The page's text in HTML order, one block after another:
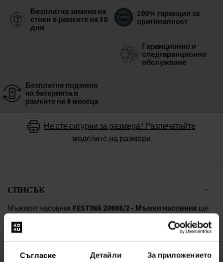
Съгласие Детайли За приложението
Безплатна замяна на
стоки в рамките на 30
дни
100% гаранция за
оригиналност
Гаранционно и
следгаранционно
обслужване
Безплатна подмяна
на батерията в
рамките на 6 месеца
Не сте сигурни за размера? Разпечатайте
моделите на размери
СПИСЪК
Мъжкият часовник FESTINA 20668/2 - Мъжки часовник ще
добави елегантност и ще подчертае стила ви. С
качествената изработка на
не е нужно да се
притеснявате, че ще сбъркате.